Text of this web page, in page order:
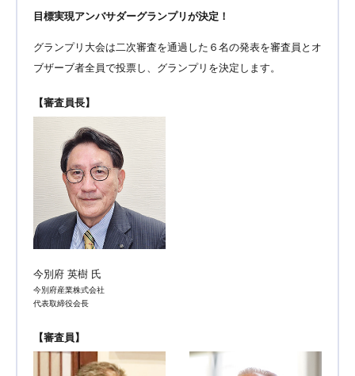
目標実現アンバサダーグランプリが決定！
グランプリ大会は二次審査を通過した６名の発表を審査員とオ
ブザーブ者全員で投票し、グランプリを決定します。
【審査員長】
今別府 英樹 氏
今別府産業株式会社
代表取締役会長
【審査員】